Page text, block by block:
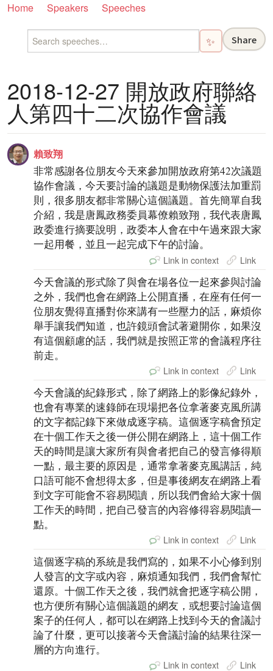
Home Speakers Speeches
✨ Share
2018-12-27 開放政府聯絡
人第四十二次協作會議
賴致翔
非常感謝各位朋友今天來參加開放政府第42次議題
協作會議，今天要討論的議題是動物保護法加重罰
則，很多朋友都非常關心這個議題。首先簡單自我
介紹，我是唐鳳政務委員幕僚賴致翔，我代表唐鳳
政委進行摘要說明，政委本人會在中午過來跟大家
一起用餐，並且一起完成下午的討論。
Link in context Link
今天會議的形式除了與會在場各位一起來參與討論
之外，我們也會在網路上公開直播，在座有任何一
位朋友覺得直播對你來講有一些壓力的話，麻煩你
舉手讓我們知道，也許鏡頭會試著避開你，如果沒
有這個顧慮的話，我們就是按照正常的會議程序往
前走。
Link in context Link
今天會議的紀錄形式，除了網路上的影像紀錄外，
也會有專業的速錄師在現場把各位拿著麥克風所講
的文字都記錄下來做成逐字稿。這個逐字稿會預定
在十個工作天之後一併公開在網路上，這十個工作
天的時間是讓大家所有與會者把自己的發言修得順
一點，最主要的原因是，通常拿著麥克風講話，純
口語可能不會想得太多，但是事後網友在網路上看
到文字可能會不容易閱讀，所以我們會給大家十個
工作天的時間，把自己發言的內容修得容易閱讀一
點。
Link in context Link
這個逐字稿的系統是我們寫的，如果不小心修到別
人發言的文字或內容，麻煩通知我們，我們會幫忙
還原。十個工作天之後，我們就會把逐字稿公開，
也方便所有關心這個議題的網友，或想要討論這個
案子的任何人，都可以在網路上找到今天的會議討
論了什麼，更可以接著今天會議討論的結果往深一
層的方向進行。
Link in context Link